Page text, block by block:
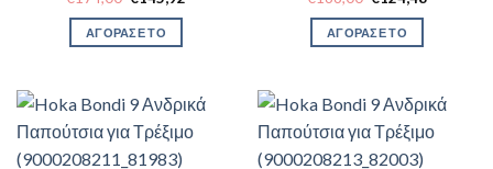
was:
€174,00.
ΑΓΟΡΑΣΕ ΤΟ
was:
€166,00.
ΑΓΟΡΑΣΕ ΤΟ